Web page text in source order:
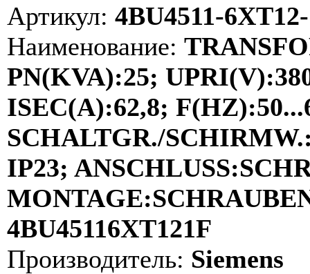
Артикул: 4BU4511-
Наименование:
PN(KVA):25;
ISEC(A):62,8;
SCHALTGR./
IP23;
4BU45116XT121F
Производитель: Siemens